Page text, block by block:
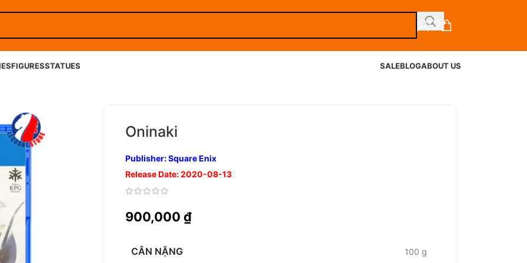
FIGURESSTATUES SALEBLOGABOUT US
Oninaki
Publisher: Square Enix
Release Date: 2020-08-13
900,000 ₫
CÂN NẶNG 100 g